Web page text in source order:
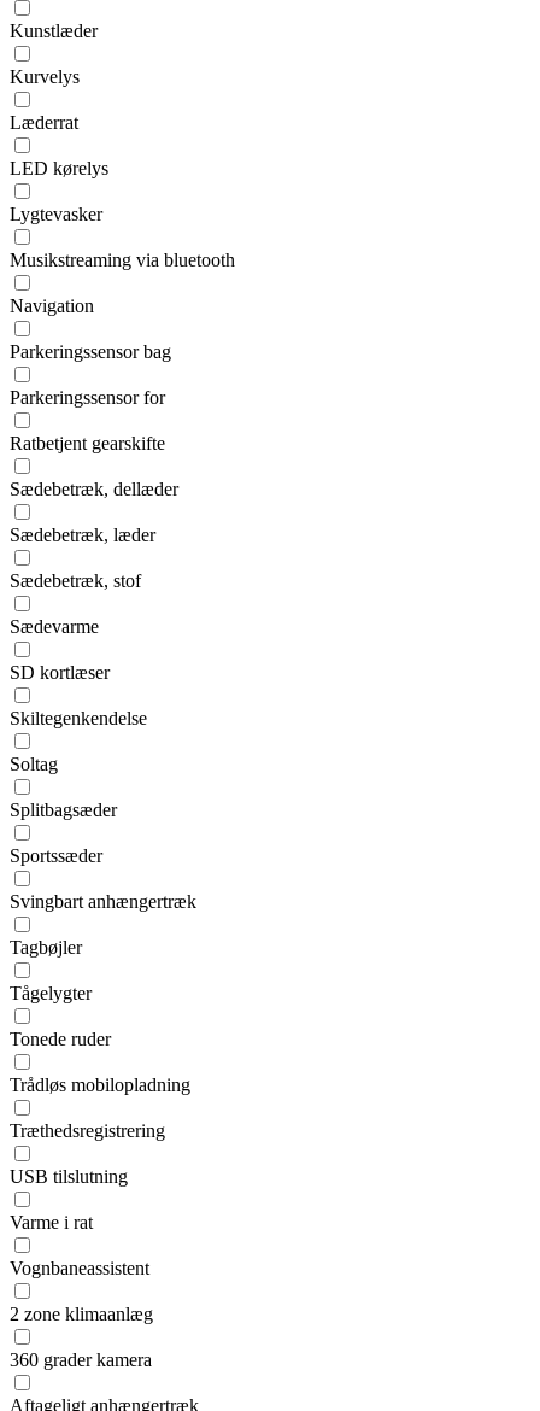
Kunstlæder
Kurvelys
Læderrat
LED kørelys
Lygtevasker
Musikstreaming via bluetooth
Navigation
Parkeringssensor bag
Parkeringssensor for
Ratbetjent gearskifte
Sædebetræk, dellæder
Sædebetræk, læder
Sædebetræk, stof
Sædevarme
SD kortlæser
Skiltegenkendelse
Soltag
Splitbagsæder
Sportssæder
Svingbart anhængertræk
Tagbøjler
Tågelygter
Tonede ruder
Trådløs mobilopladning
Træthedsregistrering
USB tilslutning
Varme i rat
Vognbaneassistent
2 zone klimaanlæg
360 grader kamera
Aftageligt anhængertræk